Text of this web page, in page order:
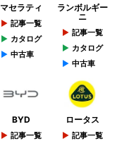
マセラティ
記事一覧
カタログ
中古車
ランボルギー
ニ
記事一覧
カタログ
中古車
BYD
記事一覧
ロータス
記事一覧